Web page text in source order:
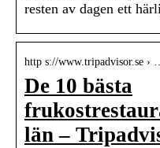
resten av dagen ett
http s://www.tripadvisor.se ›
De 10 bästa
län –